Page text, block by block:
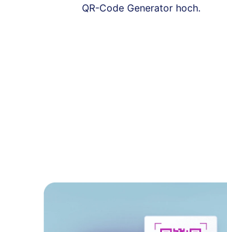
QR-Code Generator hoch.